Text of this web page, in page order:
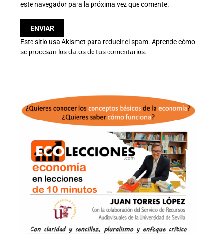
este navegador para la próxima vez que comente.
Este sitio usa Akismet para reducir el spam. Aprende cómo
se procesan los datos de tus comentarios.